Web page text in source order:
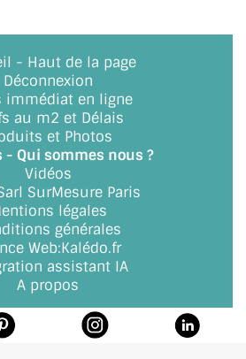
PROMOTIONS
INSPIRATIONS
DU VERRE ?
- Haut de la page
Déconnexion
immédiat en ligne
au m2 et Délais
et Photos
- Qui sommes nous ?
Vidéos
SurMesure Paris
légales
générales
Web:Kalédo.fr
assistant IA
A propos